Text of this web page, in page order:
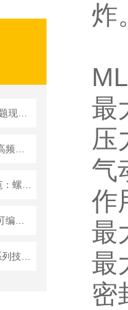
炸
最
压
气
作
最
最
密